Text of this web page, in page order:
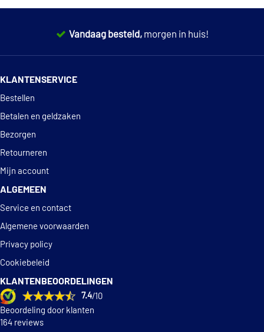
Ferodo FSB545 € 42,64
Jp Group 1263900410
Jurid 362389J
Kawe 07200
LPR 07200
360219192187
Magneti Marelli
363615507130
Vandaag besteld, morgen in huis!
KLANTENSERVICE
Bestellen
Betalen en geldzaken
Bezorgen
Retourneren
Mijn account
ALGEMEEN
Service en contact
Algemene voorwaarden
Privacy policy
Cookiebeleid
KLANTENBEOORDELINGEN
7.4/10
Beoordeling door klanten
164 reviews